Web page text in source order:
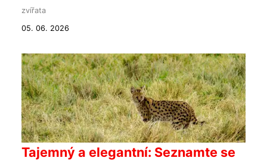
zvířata
05. 06. 2026
Tajemný a elegantní: Seznamte se